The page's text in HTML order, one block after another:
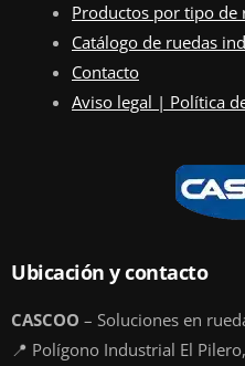
Productos por tipo de
Catálogo de ruedas
Contacto
Aviso legal | Política
Ubicación y contacto
CASCOO – Soluciones en
📍 Polígono Industrial El